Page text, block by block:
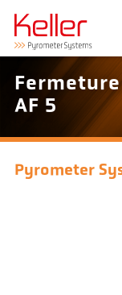
AF 5
Pyrometer